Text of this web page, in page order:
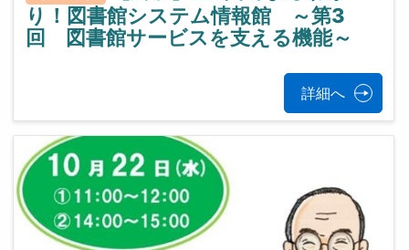
り！図書館システム情報館 ～第3
回 図書館サービスを支える機能～
詳細へ